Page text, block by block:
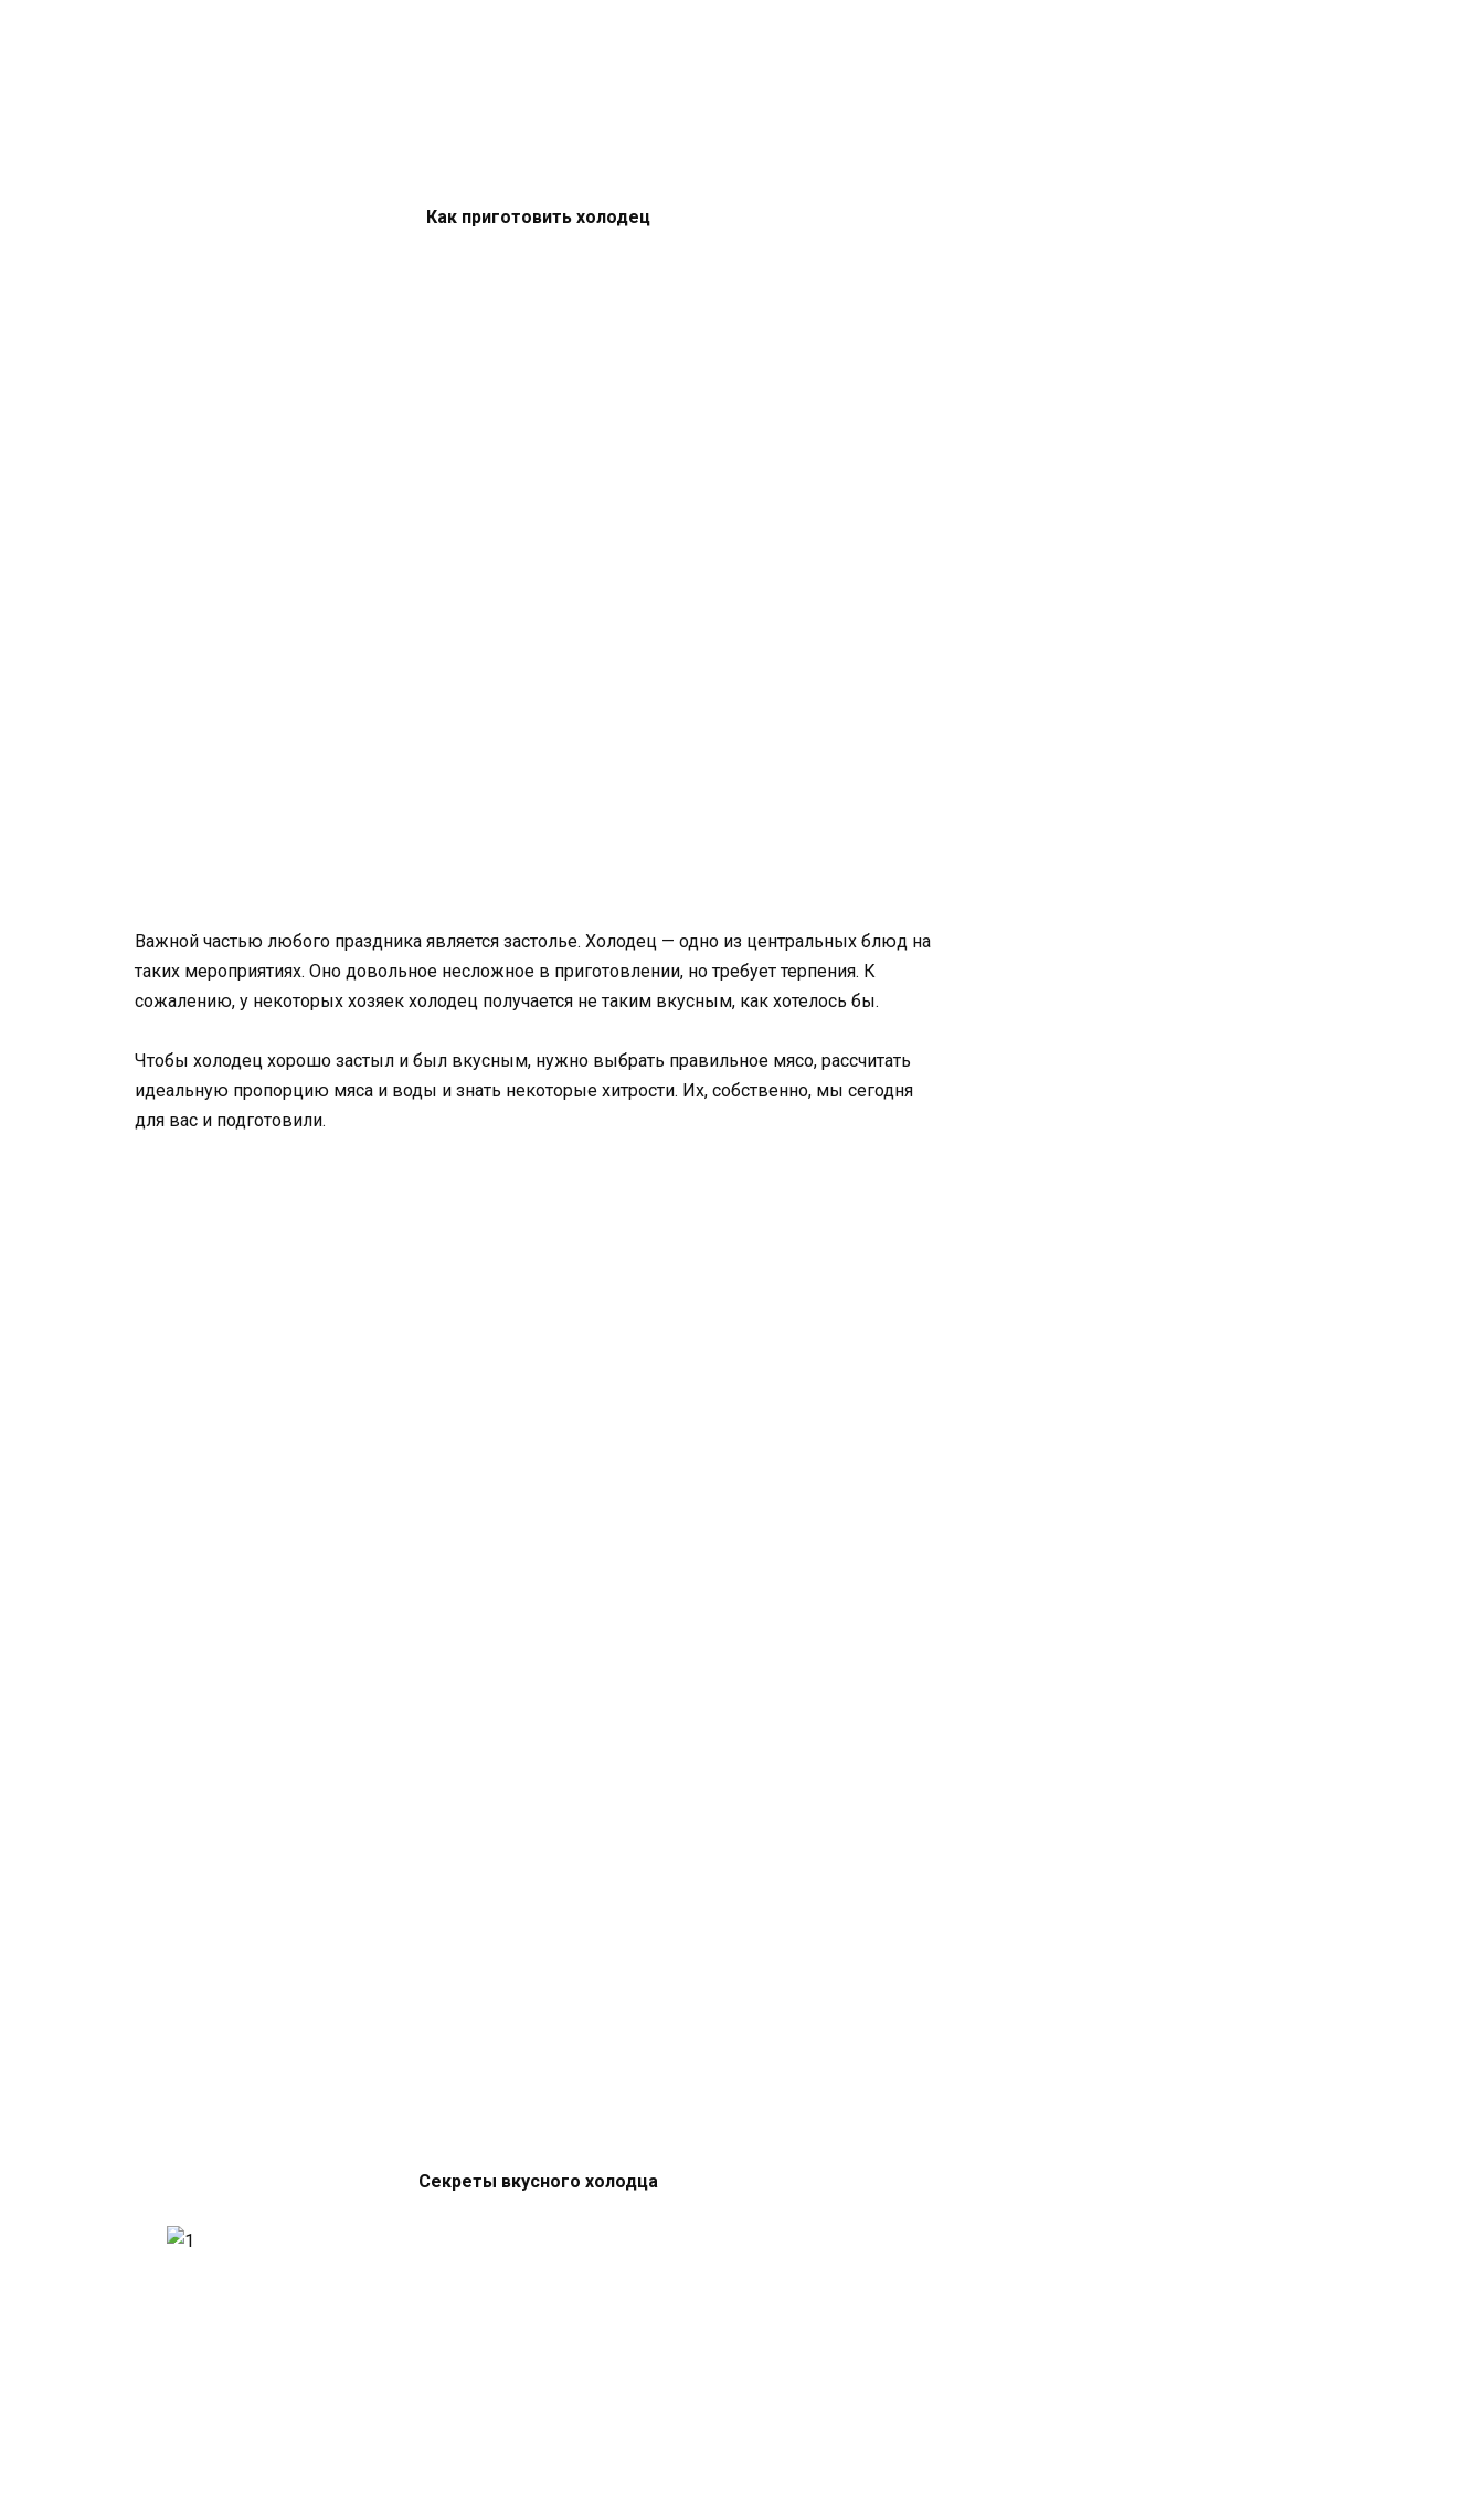
Как приготовить холодец
Важной частью любого праздника является застолье. Холодец — одно из центральных блюд на
таких мероприятиях. Оно довольное несложное в приготовлении, но требует терпения. К
сожалению, у некоторых хозяек холодец получается не таким вкусным, как хотелось бы.
Чтобы холодец хорошо застыл и был вкусным, нужно выбрать правильное мясо, рассчитать
идеальную пропорцию мяса и воды и знать некоторые хитрости. Их, собственно, мы сегодня
для вас и подготовили.
Секреты вкусного холодца